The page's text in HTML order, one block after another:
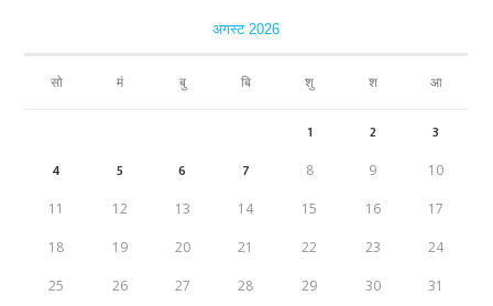
अगस्ट 2026
सो मं बु बि शु श आ
1 2
3
4
5 6 7 8 9 10
11 12 13 14 15 16 17
18 19 20 21 22 23 24
25 26 27 28 29 30 31